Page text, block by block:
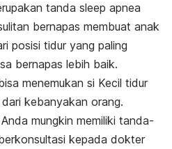
tanda sleep apnea
bernapas membuat anak
posisi tidur yang paling
bernapas lebih baik.
menemukan si Kecil tidur
kebanyakan orang.
mungkin memiliki tanda-
kepada dokter